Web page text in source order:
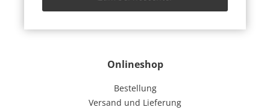
Onlineshop
Bestellung
Versand und Lieferung